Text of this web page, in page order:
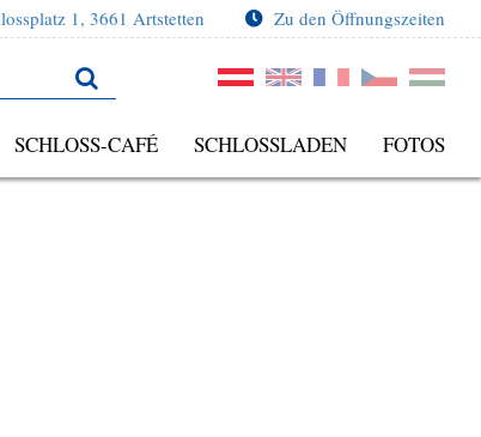
1, 3661 Artstetten Zu den Öffnungszeiten
SCHLOSS-CAFÉ SCHLOSSLADEN FOTOS